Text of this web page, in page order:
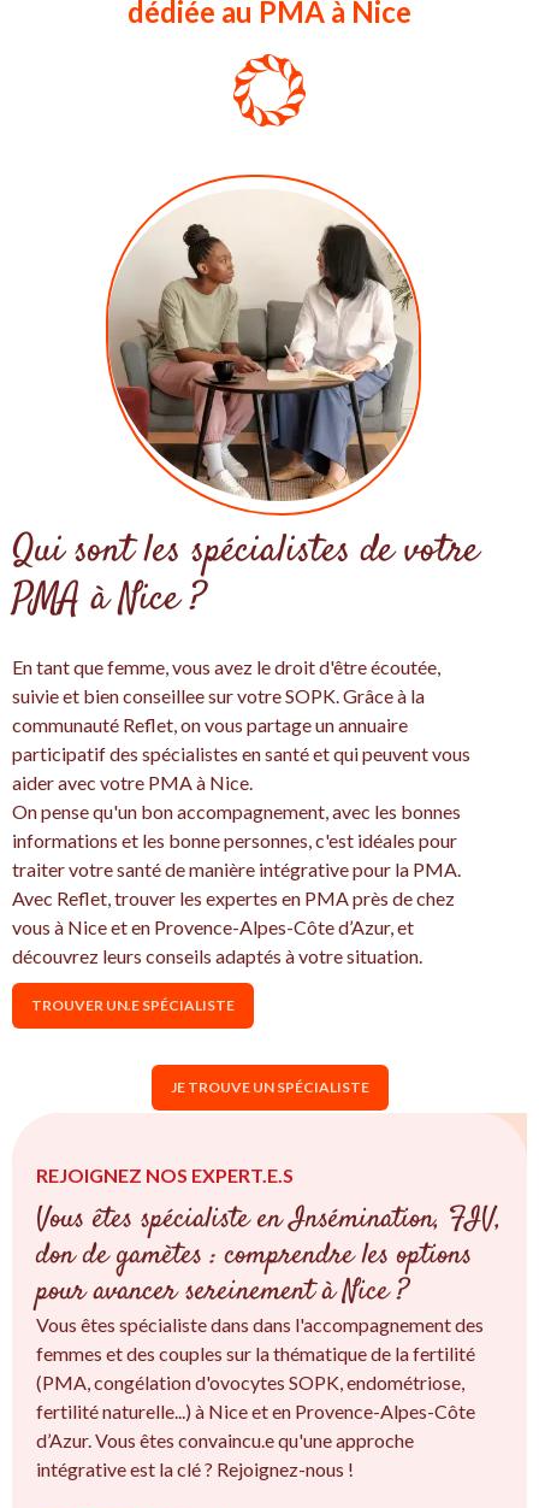
dédiée au PMA à Nice
Qui sont les spécialistes de votre
PMA à Nice ?
En tant que femme, vous avez le droit d'être écoutée,
suivie et bien conseillee sur votre SOPK. Grâce à la
communauté Reflet, on vous partage un annuaire
participatif des spécialistes en santé et qui peuvent vous
aider avec votre PMA à Nice.
On pense qu'un bon accompagnement, avec les bonnes
informations et les bonne personnes, c'est idéales pour
traiter votre santé de manière intégrative pour la PMA.
Avec Reflet, trouver les expertes en PMA près de chez
vous à Nice et en Provence-Alpes-Côte d’Azur, et
découvrez leurs conseils adaptés à votre situation.
TROUVER UN.E SPÉCIALISTE
JE TROUVE UN SPÉCIALISTE
REJOIGNEZ NOS EXPERT.E.S
Vous êtes spécialiste en Insémination, FIV,
don de gamètes : comprendre les options
pour avancer sereinement à Nice ?
Vous êtes spécialiste dans dans l'accompagnement des
femmes et des couples sur la thématique de la fertilité
(PMA, congélation d'ovocytes SOPK, endométriose,
fertilité naturelle...) à Nice et en Provence-Alpes-Côte
d’Azur. Vous êtes convaincu.e qu'une approche
intégrative est la clé ? Rejoignez-nous !